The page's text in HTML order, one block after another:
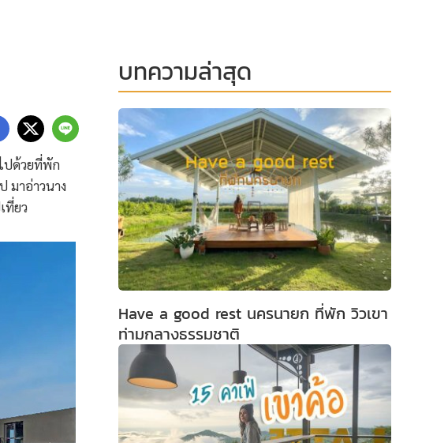
ปด้วยที่พัก
มาอ่าวนาง
ที่ยว
บทความล่าสุด
Have a good rest นครนายก ที่พัก วิวเขา
ท่ามกลางธรรมชาติ